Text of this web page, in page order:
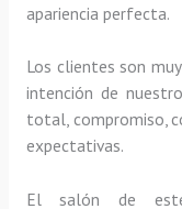
apariencia perfecta.
Los clientes son
intención de
total, compromiso,
expectativas.
El salón de